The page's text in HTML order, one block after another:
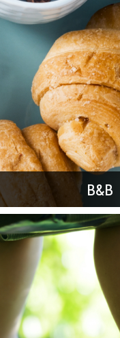
B&B